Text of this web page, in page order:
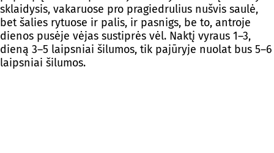
sklaidysis, vakaruose pro pragiedrulius nušvis saulė,
bet šalies rytuose ir palis, ir pasnigs, be to, antroje
dienos pusėje vėjas sustiprės vėl. Naktį vyraus 1–3,
dieną 3–5 laipsniai šilumos, tik pajūryje nuolat bus 5–6
laipsniai šilumos.